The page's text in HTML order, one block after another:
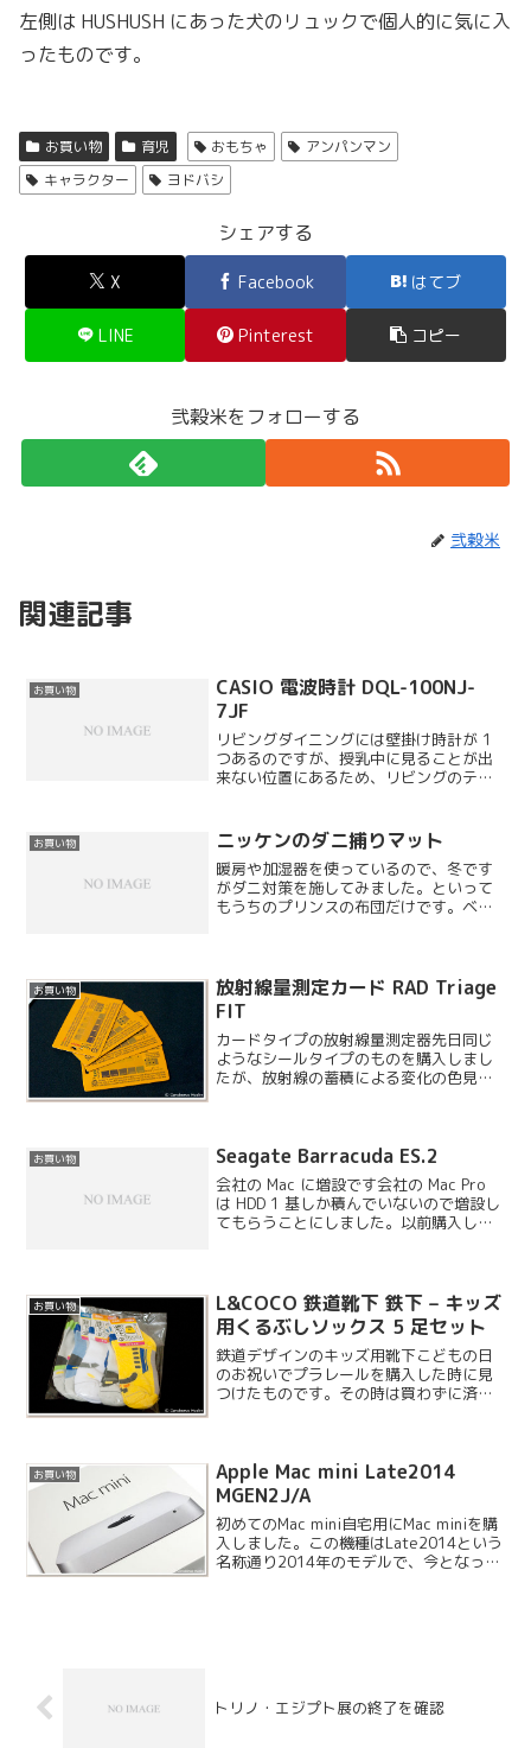
左側は HUSHUSH にあった犬のリュックで個人的に気に入
ったものです。
お買い物 育児 おもちゃ
アンパンマン
キャラクター
ヨドバシ
シェアする
X Facebook はてブ
LINE Pinterest コピー
弐穀米をフォローする
弐穀米
関連記事
お買い物
CASIO 電波時計 DQL-100NJ-
7JF
リビングダイニングには壁掛け時計が 1
つあるのですが、授乳中に見ることが出
来ない位置にあるため、リビングのテー
利だと思ったので、こちらの時計を選び
ました。
お買い物 ニッケンのダニ捕りマット
暖房や加湿器を使っているので、冬です
がダニ対策を施してみました。といって
もうちのプリンスの布団だけです。ベッ
サイズが S・M・A4 ...
お買い物
放射線量測定カード RAD Triage
FIT
カードタイプの放射線量測定器先日同じ
ようなシールタイプのものを購入しまし
たが、放射線の蓄積による変化の色見本
20mSv...
お買い物 Seagate Barracuda ES.2
会社の Mac に増設です会社の Mac Pro
は HDD 1 基しか積んでいないので増設し
てもらうことにしました。以前購入した
お買い物
L&COCO 鉄道靴下 鉄下 – キッズ
用くるぶしソックス 5 足セット
鉄道デザインのキッズ用靴下こどもの日
のお祝いでプラレールを購入した時に見
つけたものです。その時は買わずに済ま
た。こちらの靴下は L&C...
お買い物
Apple Mac mini Late2014
MGEN2J/A
初めてのMac mini自宅用にMac miniを購
入しました。この機種はLate2014という
名称通り2014年のモデルで、今となって
トリノ・エジプト展の終了を確認